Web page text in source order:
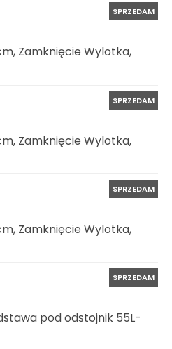
SPRZEDAM
Zamknięcie Wylotka,
SPRZEDAM
Zamknięcie Wylotka,
SPRZEDAM
Zamknięcie Wylotka,
SPRZEDAM
pod odstojnik 55L-